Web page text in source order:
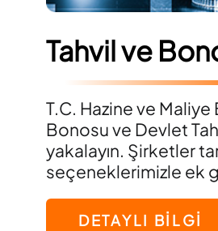
Tahvil ve
T.C. Hazine ve Maliye
Bonosu ve Devlet
yakalayın. Şirketler
seçeneklerimizle ek
DETAYLI BİLGİ